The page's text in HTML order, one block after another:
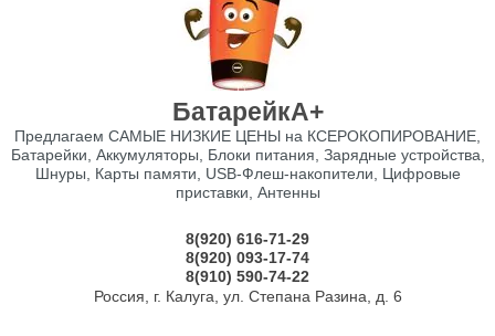
БатарейкА+
Предлагаем САМЫЕ НИЗКИЕ ЦЕНЫ на КСЕРОКОПИРОВАНИЕ,
Батарейки, Аккумуляторы, Блоки питания, Зарядные устройства,
Шнуры, Карты памяти, USB-Флеш-накопители, Цифровые
приставки, Антенны
8(920) 616-71-29
8(920) 093-17-74
8(910) 590-74-22
Россия, г. Калуга, ул. Степана Разина, д. 6